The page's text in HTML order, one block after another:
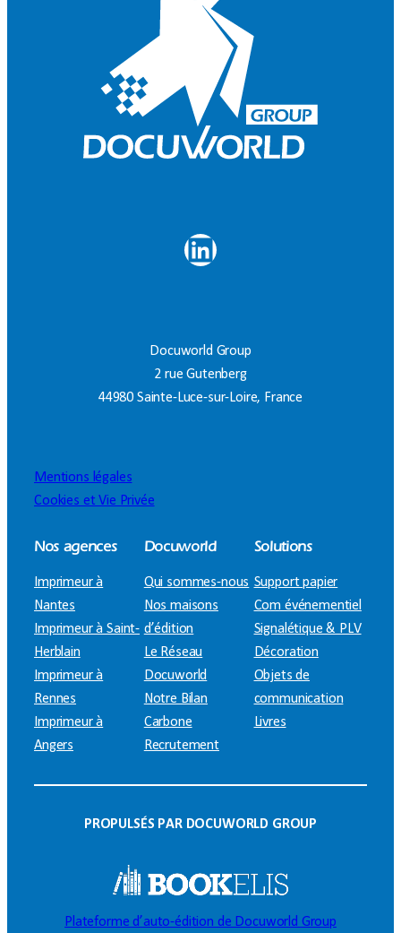
LinkedIn
Docuworld Group
2 rue Gutenberg
44980 Sainte-Luce-sur-Loire, France
Mentions légales
Cookies et Vie Privée
Nos agences
Imprimeur à
Nantes
Imprimeur à Saint-
Herblain
Imprimeur à
Rennes
Imprimeur à
Angers
Docuworld
Qui sommes-nous
Nos maisons
d’édition
Le Réseau
Docuworld
Notre Bilan
Carbone
Recrutement
Solutions
Support papier
Com événementiel
Signalétique & PLV
Décoration
Objets de
communication
Livres
PROPULSÉS PAR DOCUWORLD GROUP
Plateforme d’auto-édition de Docuworld Group